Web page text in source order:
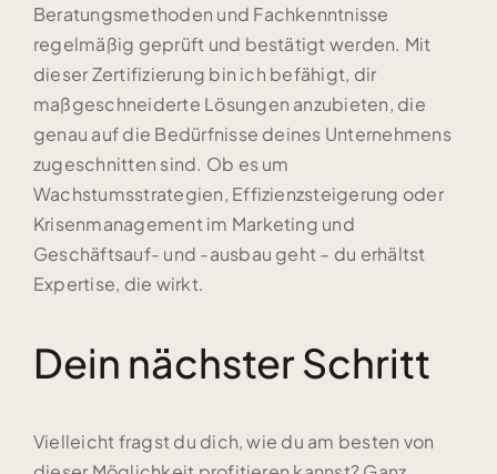
Beratungsmethoden und Fachkenntnisse
regelmäßig geprüft und bestätigt werden. Mit
dieser Zertifizierung bin ich befähigt, dir
maßgeschneiderte Lösungen anzubieten, die
genau auf die Bedürfnisse deines Unternehmens
zugeschnitten sind. Ob es um
Wachstumsstrategien, Effizienzsteigerung oder
Krisenmanagement im Marketing und
Geschäftsauf- und -ausbau geht – du erhältst
Expertise, die wirkt.
Dein nächster Schritt
Vielleicht fragst du dich, wie du am besten von